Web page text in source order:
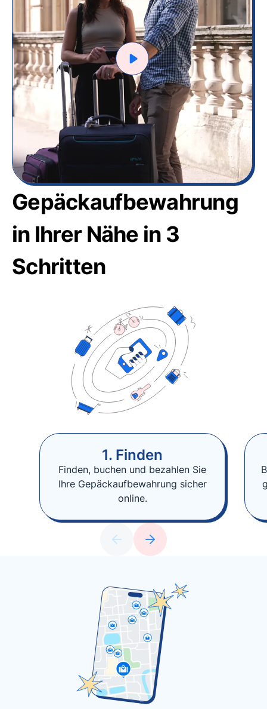
Gepäckaufbewahrung
in Ihrer Nähe in 3
Schritten
1. Finden
Finden, buchen und bezahlen Sie
Ihre Gepäckaufbewahrung sicher
online.